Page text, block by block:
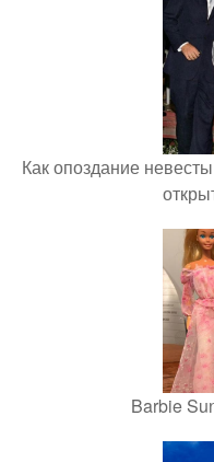
Как опоздание
Barbie